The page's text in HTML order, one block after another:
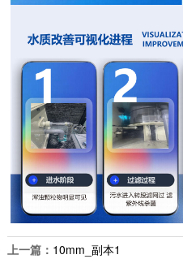
上一篇： 10mm_副本1